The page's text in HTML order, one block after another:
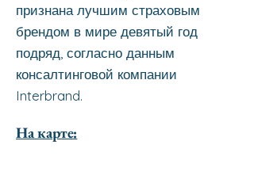
признана лучшим страховым
брендом в мире девятый год
подряд, согласно данным
консалтинговой компании
Interbrand.
На карте: